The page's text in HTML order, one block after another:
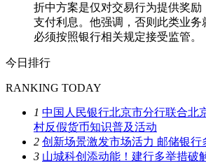
折中方案是仅对交易行为提供奖励
支付利息。他强调，否则此类业务
必须按照银行相关规定接受监管。
今日排行
RANKING TODAY
1 中国人民银行北京市分行联合北
村反假货币知识普及活动
2 创新场景激发市场活力 邮储银行
3 山城科创添动能！建行多举措破